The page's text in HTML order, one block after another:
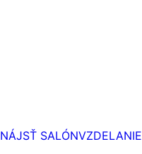
NÁJSŤ SALÓNVZDELANIE